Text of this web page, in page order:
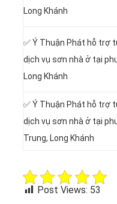
Long Khánh
✅ Ý Thuận Phát hỗ trợ
dịch vụ sơn nhà ở tại
Long Khánh
✅ Ý Thuận Phát hỗ trợ
dịch vụ sơn nhà ở tại
Trung, Long Khánh
Post Views: 53